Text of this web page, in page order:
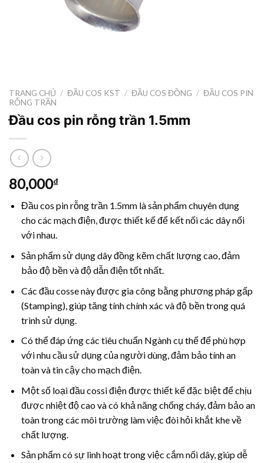
TRANG CHỦ / ĐẦU COS KST / ĐẦU COS ĐỒNG / ĐẦU COS PIN
RỖNG TRẦN
Đầu cos pin rỗng trần 1.5mm
80,000₫
Đầu cos pin rỗng trần 1.5mm là sản phẩm chuyên dụng
cho các mạch điện, được thiết kế để kết nối các dây nối
với nhau.
Sản phẩm sử dụng dây đồng kẽm chất lượng cao, đảm
bảo độ bền và độ dẫn điện tốt nhất.
Các đầu cosse này được gia công bằng phương pháp gấp
(Stamping), giúp tăng tính chính xác và độ bền trong quá
trình sử dụng.
Có thể đáp ứng các tiêu chuẩn Ngành cụ thể để phù hợp
với nhu cầu sử dụng của người dùng, đảm bảo tính an
toàn và tin cậy cho mạch điện.
Một số loại đầu cossi điện được thiết kế đặc biệt để chịu
được nhiệt độ cao và có khả năng chống cháy, đảm bảo an
toàn trong các môi trường làm việc đòi hỏi khắt khe về
chất lượng.
Sản phẩm có sự linh hoạt trong việc cắm nối dây, giúp dễ